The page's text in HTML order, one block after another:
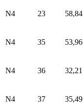
N4 23 58,84
N4 35 53,96
N4 36 32,21
N4 37 35,49